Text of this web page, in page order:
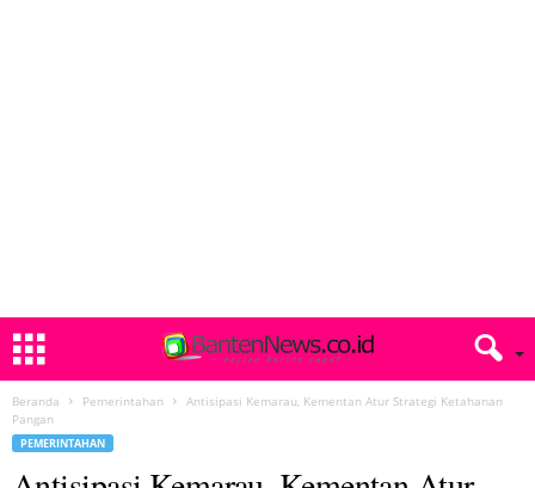
Beranda Pemerintahan
Antisipasi Kemarau, Kementan Atur Strategi Ketahanan
Pangan
PEMERINTAHAN